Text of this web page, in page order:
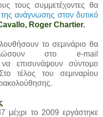
τους συμμετέχοντες θα
της ανάγνωσης στον δυτικό
Roger Chartier.
το σεμινάριο θα
στο e-mail
επισυνάψουν σύντομο
τέλος του σεμιναρίου
μέχρι το 2009 εργάστηκε